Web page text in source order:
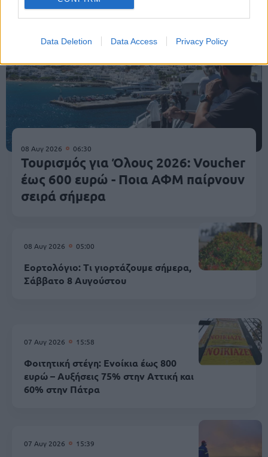
Data Deletion Data Access Privacy Policy
08 Αυγ 2026 06:30
Τουρισμός για Όλους 2026: Voucher
έως 600 ευρώ - Ποια ΑΦΜ παίρνουν
σειρά σήμερα
08 Αυγ 2026 05:00
Εορτολόγιο: Τι γιορτάζουμε σήμερα,
Σάββατο 8 Αυγούστου
07 Αυγ 2026 15:58
Φοιτητική στέγη: Ενοίκια έως 800
ευρώ – Αυξήσεις 75% στην Αττική και
60% στην Πάτρα
07 Αυγ 2026 15:39